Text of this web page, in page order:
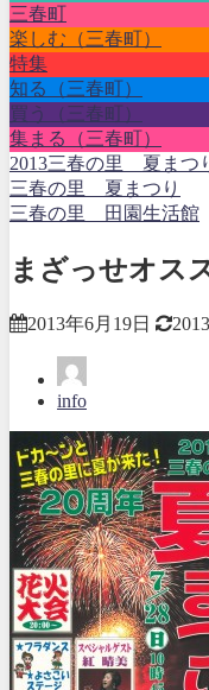
三春町
楽しむ（三春町）
特集
知る（三春町）
買う（三春町）
集まる（三春町）
2013三春の里 夏まつ
三春の里 夏まつり
三春の里 田園生活館
まざっせオス
2013年6月19日
info